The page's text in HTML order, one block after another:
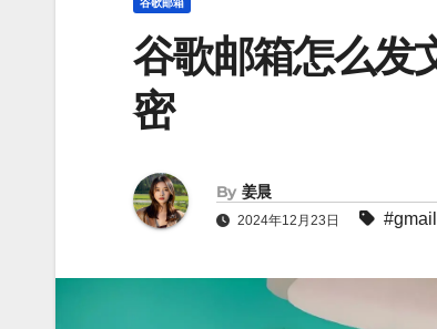
谷歌邮箱
谷歌邮箱怎么发
密
By 姜晨
2024年12月23日 #